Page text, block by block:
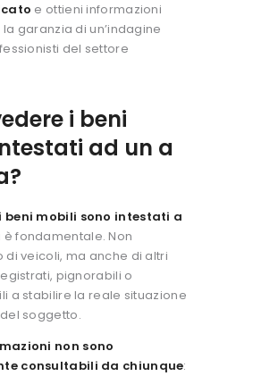
e ottieni informazioni
garanzia di un’indagine
del settore
i beni
ad un a
beni mobili sono intestati a
è fondamentale. Non
di veicoli, ma anche di altri
pignorabili o
a stabilire la reale situazione
soggetto.
non sono
consultabili da chiunque: